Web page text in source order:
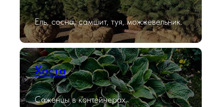
Ель, сосна, самшит, туя, можжевельник.
Хоста
Саженцы в контейнерах.